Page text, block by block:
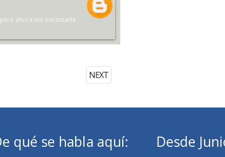
ahora me encantaría
NEXT
qué se habla aquí: Desde